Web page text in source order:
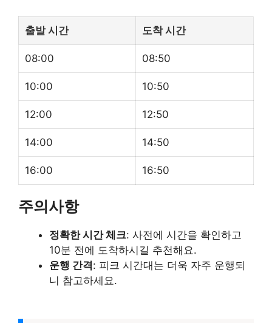
출발 시간 도착 시간
08:00 08:50
10:00 10:50
12:00 12:50
14:00 14:50
16:00 16:50
주의사항
정확한 시간 체크: 사전에 시간을 확인하고
10분 전에 도착하시길 추천해요.
운행 간격: 피크 시간대는 더욱 자주 운행되
니 참고하세요.